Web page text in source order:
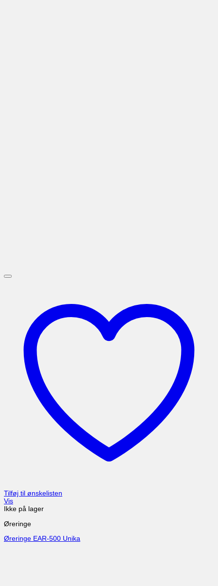
Tilføj til ønskelisten
Vis
Ikke på lager
Øreringe
Øreringe EAR-500 Unika